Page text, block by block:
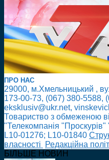
ПРО НАС
29000, м.Хмельницький ,
173-00-73, (067) 380-5588,
eksklusiv@ukr.net,
Товариство з обмеженою
"Телекомпанія
L10-01276; L10-01840
власності
Редакційна
БІЛЬШЕ НОВИН